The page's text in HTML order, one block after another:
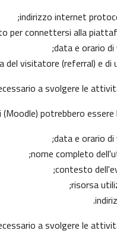
indirizzo internet
per connettersi alla
data e orario di
del visitatore (referral) e di
a svolgere le
potrebbero essere
data e orario di
nome completo
contesto
risorsa
a svolgere le